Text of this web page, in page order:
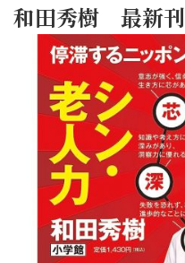
和田秀樹 最新刊